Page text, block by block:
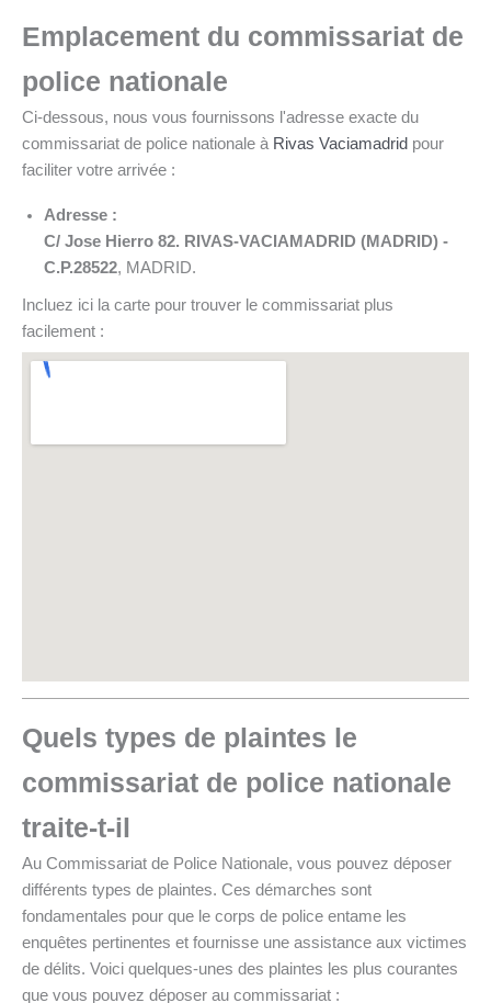
Emplacement du commissariat de
police nationale
Ci-dessous, nous vous fournissons l'adresse exacte du
commissariat de police nationale à Rivas Vaciamadrid pour
faciliter votre arrivée :
Adresse :
C/ Jose Hierro 82. RIVAS-VACIAMADRID (MADRID) -
C.P.28522, MADRID.
Incluez ici la carte pour trouver le commissariat plus
facilement :
Quels types de plaintes le
commissariat de police nationale
traite-t-il
Au Commissariat de Police Nationale, vous pouvez déposer
différents types de plaintes. Ces démarches sont
fondamentales pour que le corps de police entame les
enquêtes pertinentes et fournisse une assistance aux victimes
de délits. Voici quelques-unes des plaintes les plus courantes
que vous pouvez déposer au commissariat :